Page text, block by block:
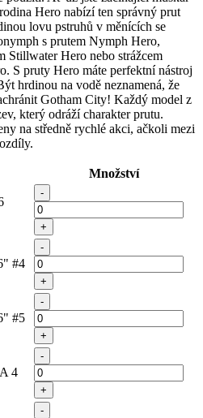
Hero nabízí ten správný prut
lovu pstruhů v měnících se
s prutem Nymph Hero,
Stillwater Hero nebo strážcem
S pruty Hero máte perfektní nástroj
hrdinou na vodě neznamená, že
Gotham City! Každý model z
který odráží charakter prutu.
na středně rychlé akci, ačkoli mezi
Množství
-
+
#4
-
+
#5
-
+
4
-
+
-